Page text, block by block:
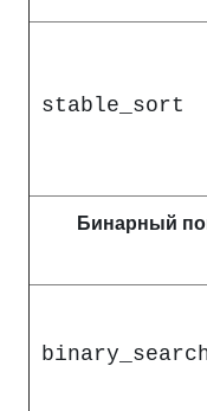
stable_sort
Бинарный